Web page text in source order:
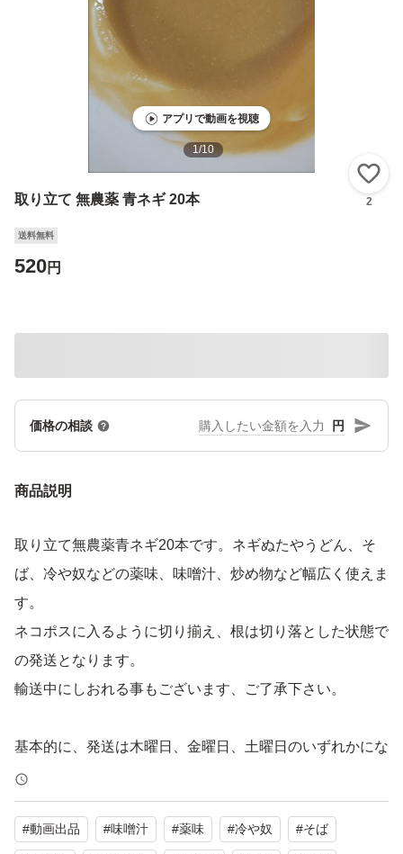
アプリで動画を視聴
1/10
取り立て 無農薬 青ネギ 20本 2
送料無料
520円
価格の相談 円
商品説明
取り立て無農薬青ネギ20本です。ネギぬたやうどん、そ
ば、冷や奴などの薬味、味噌汁、炒め物など幅広く使えま
す。
ネコポスに入るように切り揃え、根は切り落とした状態で
の発送となります。
輸送中にしおれる事もございます、ご了承下さい。
基本的に、発送は木曜日、金曜日、土曜日のいずれかにな
ります。受けた注文の状況により変動しますのでご了承下
さい。
#動画出品 #味噌汁 #薬味 #冷や奴 #そば